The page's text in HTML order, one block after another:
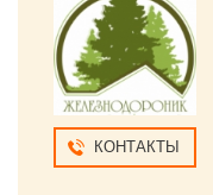
КОНТАКТЫ